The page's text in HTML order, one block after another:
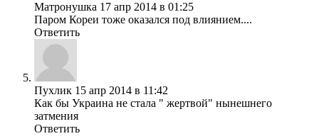
Матронушка 17 апр 2014 в 01:25
Паром Кореи тоже оказался под влиянием....
Ответить
Пухлик 15 апр 2014 в 11:42
Как бы Украина не стала " жертвой" нынешнего
затмения
Ответить